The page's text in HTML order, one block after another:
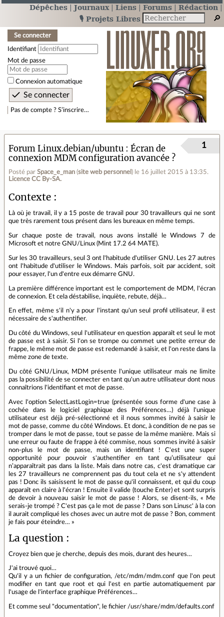
Dépêches Journaux Liens Forums
Rédaction
🎙️ Projets Libres
Se connecter
Identifiant
Mot de passe
Connexion automatique
Pas de compte ? S’inscrire…
Forum Linux.debian/ubuntu
Écran de
connexion MDM configuration avancée ?
Posté par Space_e_man (site web personnel ) le 16 juillet 2015 à 13:35.
Licence CC By‑SA.
1
Contexte :
Là où je travail, il y a 15 poste de travail pour 30 travailleurs qui ne sont
que très rarement tous présent dans les bureaux en même temps.
Sur chaque poste de travail, nous avons installé le Windows 7 de
Microsoft et notre GNU/Linux (Mint 17.2 64 MATE).
Sur les 30 travailleurs, seul 3 ont l'habitude d'utiliser GNU. Les 27 autres
ont l'habitude d'utiliser le Windows. Mais parfois, soit par accident, soit
pour essayer, l'un d'entre eux démarre GNU.
La première différence important est le comportement de MDM, l'écran
de connexion. Et cela déstabilise, inquiète, rebute, déjà…
En effet, même s'il n'y a pour l'instant qu'un seul profil utilisateur, il est
nécessaire de s'authentifier.
Du côté du Windows, seul l'utilisateur en question apparaît et seul le mot
de passe est à saisir. Si l'on se trompe ou commet une petite erreur de
frappe, le même mot de passe est redemandé à saisir, et l'on reste dans la
même zone de texte.
Du côté GNU/Linux, MDM présente l'unique utilisateur mais ne limite
pas la possibilité de se connecter en tant qu'un autre utilisateur dont nous
connaîtrions l'identifiant et mot de passe.
Avec l'option SelectLastLogin=true (présentée sous forme d'une case à
cochée dans le logiciel graphique des Préférences…) déjà l'unique
utilisateur est déjà pré-sélectionné et il nous sommes invité à saisir le
mot de passe, comme du côté Windows. Et donc, à condition de ne pas se
tromper dans le mot de passe, tout se passe de la même manière. Mais si
une erreur ou faute de frappe à été commise, nous sommes invité à saisir
non-plus le mot de passe, mais un identifiant ! C'est une super
opportunité pour pouvoir s'authentifier en tant qu’utilisateur qui
n’apparaîtrait pas dans la liste. Mais dans notre cas, c'est dramatique car
les 27 travailleurs ne comprennent pas du tout cela et ne s'y attendent
pas ! Donc ils saisissent le mot de passe qu'il connaissent, et qui du coup
apparaît en claire à l'écran ! Ensuite il valide (touche Enter) et sont surpris
de devoir à nouveau saisir le mot de passe ! Alors, se disent-ils, « Me
serais-je trompé ? C'est pas ça le mot de passe ? Dans son Linusc' à la con
il aurait compliqué les choses avec un autre mot de passe ? Bon, comment
je fais pour éteindre… »
La question :
Croyez bien que je cherche, depuis des mois, durant des heures…
J'ai trouvé quoi…
Qu'il y a un fichier de configuration, /etc/mdm/mdm.conf que l'on peut
modifier en tant que root et qui l'est en partie automatiquement par
l'usage de l'interface graphique Préférences…
Et comme seul "documentation", le fichier /usr/share/mdm/defaults.conf